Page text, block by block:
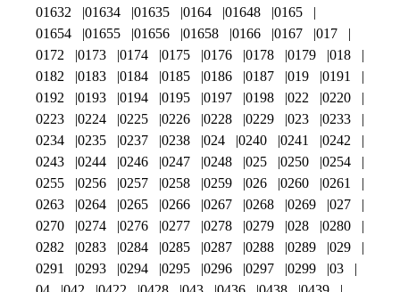
01632
01634 01635 0164 01648
0165
01654
01655 01656 01658 0166 0167
017
0172
0173 0174 0175 0176 0178 0179
018
0182
0183 0184 0185 0186 0187 019
0191
0192
0193 0194 0195 0197 0198 022
0220
0223
0224 0225 0226 0228 0229 023
0233
0234
0235 0237 0238 024 0240 0241
0242
0243
0244 0246 0247 0248 025 0250
0254
0255
0256 0257 0258 0259 026 0260
0261
0263
0264 0265 0266 0267 0268 0269
027
0270
0274 0276 0277 0278 0279 028
0280
0282
0283 0284 0285 0287 0288 0289
029
0291
0293 0294 0295 0296 0297 0299
03